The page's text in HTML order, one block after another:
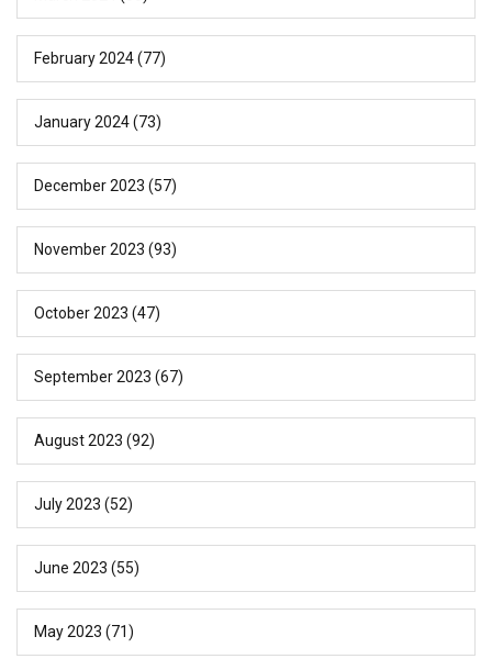
February 2024(77)
January 2024(73)
December 2023 (57)
November 2023 (93)
October 2023 (47)
September 2023 (67)
August 2023 (92)
July 2023 (52)
June 2023 (55)
May 2023 (71)